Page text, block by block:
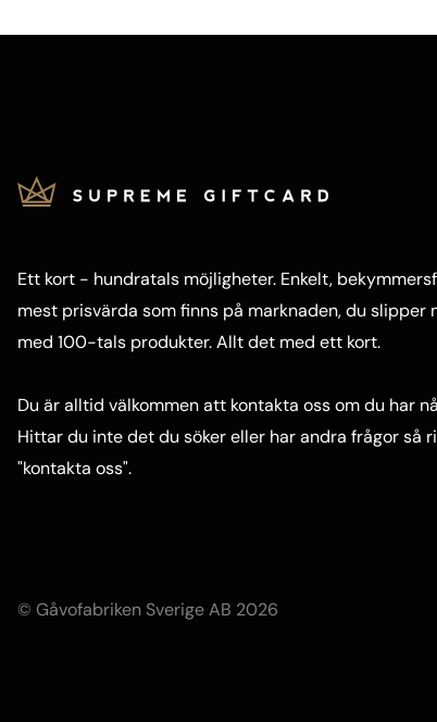
Ett kort - hundratals möjligheter. Enkelt,
mest prisvärda som finns på marknaden, du
med 100-tals produkter. Allt det med ett kort.
Du är alltid välkommen att kontakta oss om du har
Hittar du inte det du söker eller har andra frågor så
"kontakta oss".
© Gåvofabriken Sverige AB 2026